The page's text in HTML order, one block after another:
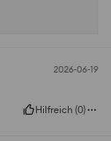
2026-06-19
Hilfreich (0)